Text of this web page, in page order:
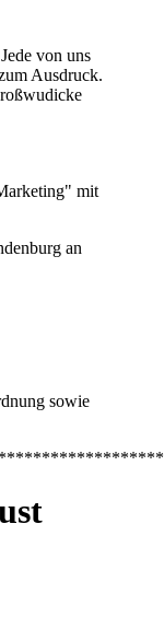
von uns
Ausdruck.
mit
an
sowie